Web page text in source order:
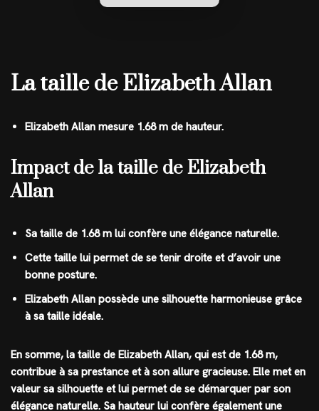
La taille de Elizabeth Allan
Elizabeth Allan mesure 1.68 m de hauteur.
Impact de la taille de Elizabeth
Allan
Sa taille de 1.68 m lui confère une élégance naturelle.
Cette taille lui permet de se tenir droite et d’avoir une
bonne posture.
Elizabeth Allan possède une silhouette harmonieuse grâce
à sa taille idéale.
En somme, la taille de Elizabeth Allan, qui est de 1.68 m,
contribue à sa prestance et à son allure gracieuse. Elle met en
valeur sa silhouette et lui permet de se démarquer par son
élégance naturelle. Sa hauteur lui confère également une